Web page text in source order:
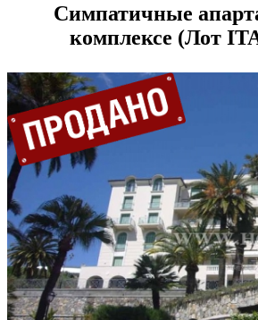
Симпатичные
комплексе (Лот